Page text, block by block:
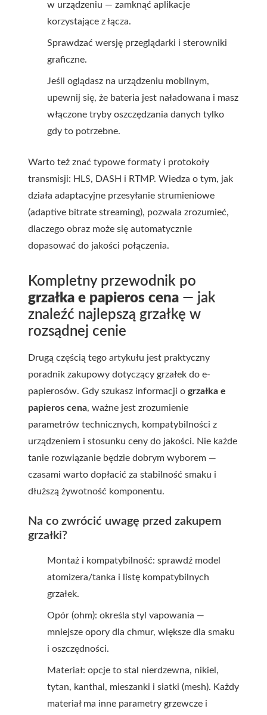
w urządzeniu — zamknąć aplikacje
korzystające z łącza.
Sprawdzać wersję przeglądarki i sterowniki
graficzne.
Jeśli oglądasz na urządzeniu mobilnym,
upewnij się, że bateria jest naładowana i masz
włączone tryby oszczędzania danych tylko
gdy to potrzebne.
Warto też znać typowe formaty i protokoły
transmisji: HLS, DASH i RTMP. Wiedza o tym, jak
działa adaptacyjne przesyłanie strumieniowe
(adaptive bitrate streaming), pozwala zrozumieć,
dlaczego obraz może się automatycznie
dopasować do jakości połączenia.
Kompletny przewodnik po
grzałka e papieros cena — jak
znaleźć najlepszą grzałkę w
rozsądnej cenie
Drugą częścią tego artykułu jest praktyczny
poradnik zakupowy dotyczący grzałek do e-
papierosów. Gdy szukasz informacji o grzałka e
papieros cena, ważne jest zrozumienie
parametrów technicznych, kompatybilności z
urządzeniem i stosunku ceny do jakości. Nie każde
tanie rozwiązanie będzie dobrym wyborem —
czasami warto dopłacić za stabilność smaku i
dłuższą żywotność komponentu.
Na co zwrócić uwagę przed zakupem
grzałki?
Montaż i kompatybilność: sprawdź model
atomizera/tanka i listę kompatybilnych
grzałek.
Opór (ohm): określa styl vapowania —
mniejsze opory dla chmur, większe dla smaku
i oszczędności.
Materiał: opcje to stal nierdzewna, nikiel,
tytan, kanthal, mieszanki i siatki (mesh). Każdy
materiał ma inne parametry grzewcze i